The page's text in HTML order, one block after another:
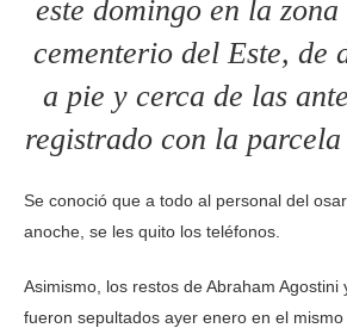
este domingo en la
cementerio del Este, de
a pie y cerca de las
registrado con la parcela
Se conoció que a todo al personal del
anoche, se les quito los teléfonos.
Asimismo, los restos de Abraham Agostini
fueron sepultados ayer enero en el